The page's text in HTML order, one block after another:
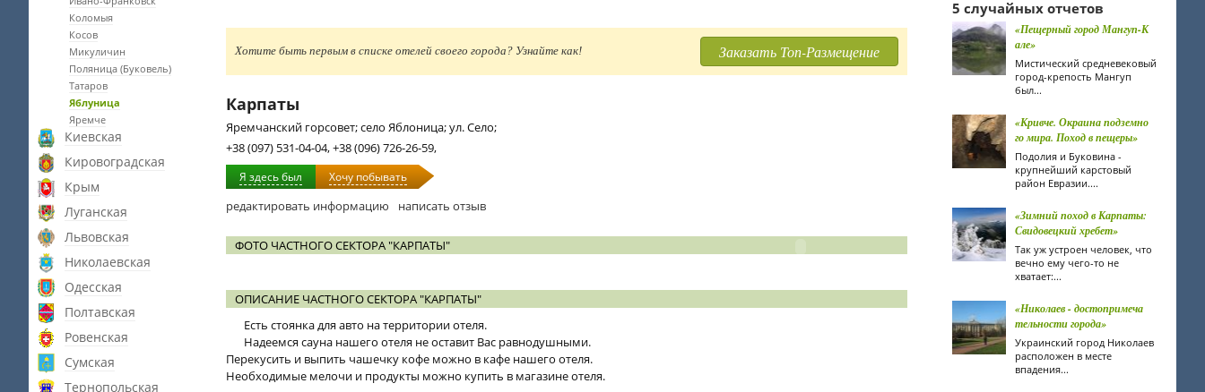
Коломыя
Косов
Микуличин
Поляница (Буковель)
Татаров
Яблуница
Яремче
Киевская
Кировоградская
Крым
Луганская
Львовская
Николаевская
Одесская
Полтавская
Ровенская
Сумская
Тернопольская
Хотите быть первым в списке отелей своего города? Узнайте как! Заказать Топ-Размещение
Карпаты
Яремчанский горсовет; село Яблоница; ул. Село;
+38 (097) 531-04-04, +38 (096) 726-26-59,
Я здесь был Хочу побывать
редактировать информацию написать отзыв
ФОТО ЧАСТНОГО СЕКТОРА "КАРПАТЫ"
ОПИСАНИЕ ЧАСТНОГО СЕКТОРА "КАРПАТЫ"
Есть стоянка для авто на территории отеля.
Надеемся сауна нашего отеля не оставит Вас равнодушными.
Перекусить и выпить чашечку кофе можно в кафе нашего отеля.
Необходимые мелочи и продукты можно купить в магазине отеля.
5 случайных отчетов
«Пещерный город Мангуп-К
але»
Мистический средневековый
город-крепость Мангуп
был...
«Кривче. Окраина подземно
го мира. Поход в пещеры»
Подолия и Буковина -
крупнейший карстовый
район Евразии....
«Зимний поход в Карпаты:
Свидовецкий хребет»
Так уж устроен человек, что
вечно ему чего-то не
хватает:...
«Николаев - достопримеча
тельности города»
Украинский город Николаев
расположен в месте
впадения...